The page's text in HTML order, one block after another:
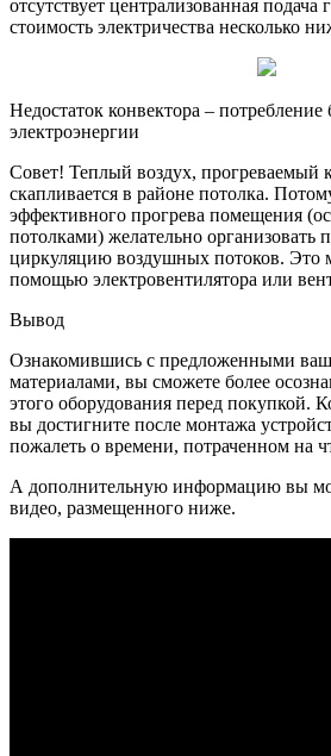
отсутствует централизованная подача
стоимость электричества несколько
Недостаток конвектора – потребление
электроэнергии
Совет! Теплый воздух, прогреваемый
скапливается в районе потолка.
эффективного прогрева помещения
потолками) желательно организовать
циркуляцию воздушных потоков. Это
помощью электровентилятора или
Вывод
Ознакомившись с предложенными
материалами, вы сможете более
этого оборудования перед покупкой.
вы достигните после монтажа
пожалеть о времени, потраченном на
А дополнительную информацию вы
видео, размещенного ниже.